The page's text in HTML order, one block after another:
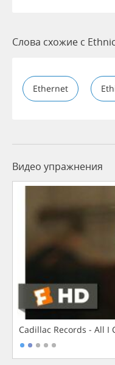
Слова схожие с
Ethernet
Видео упражнения
Cadillac Records - All I